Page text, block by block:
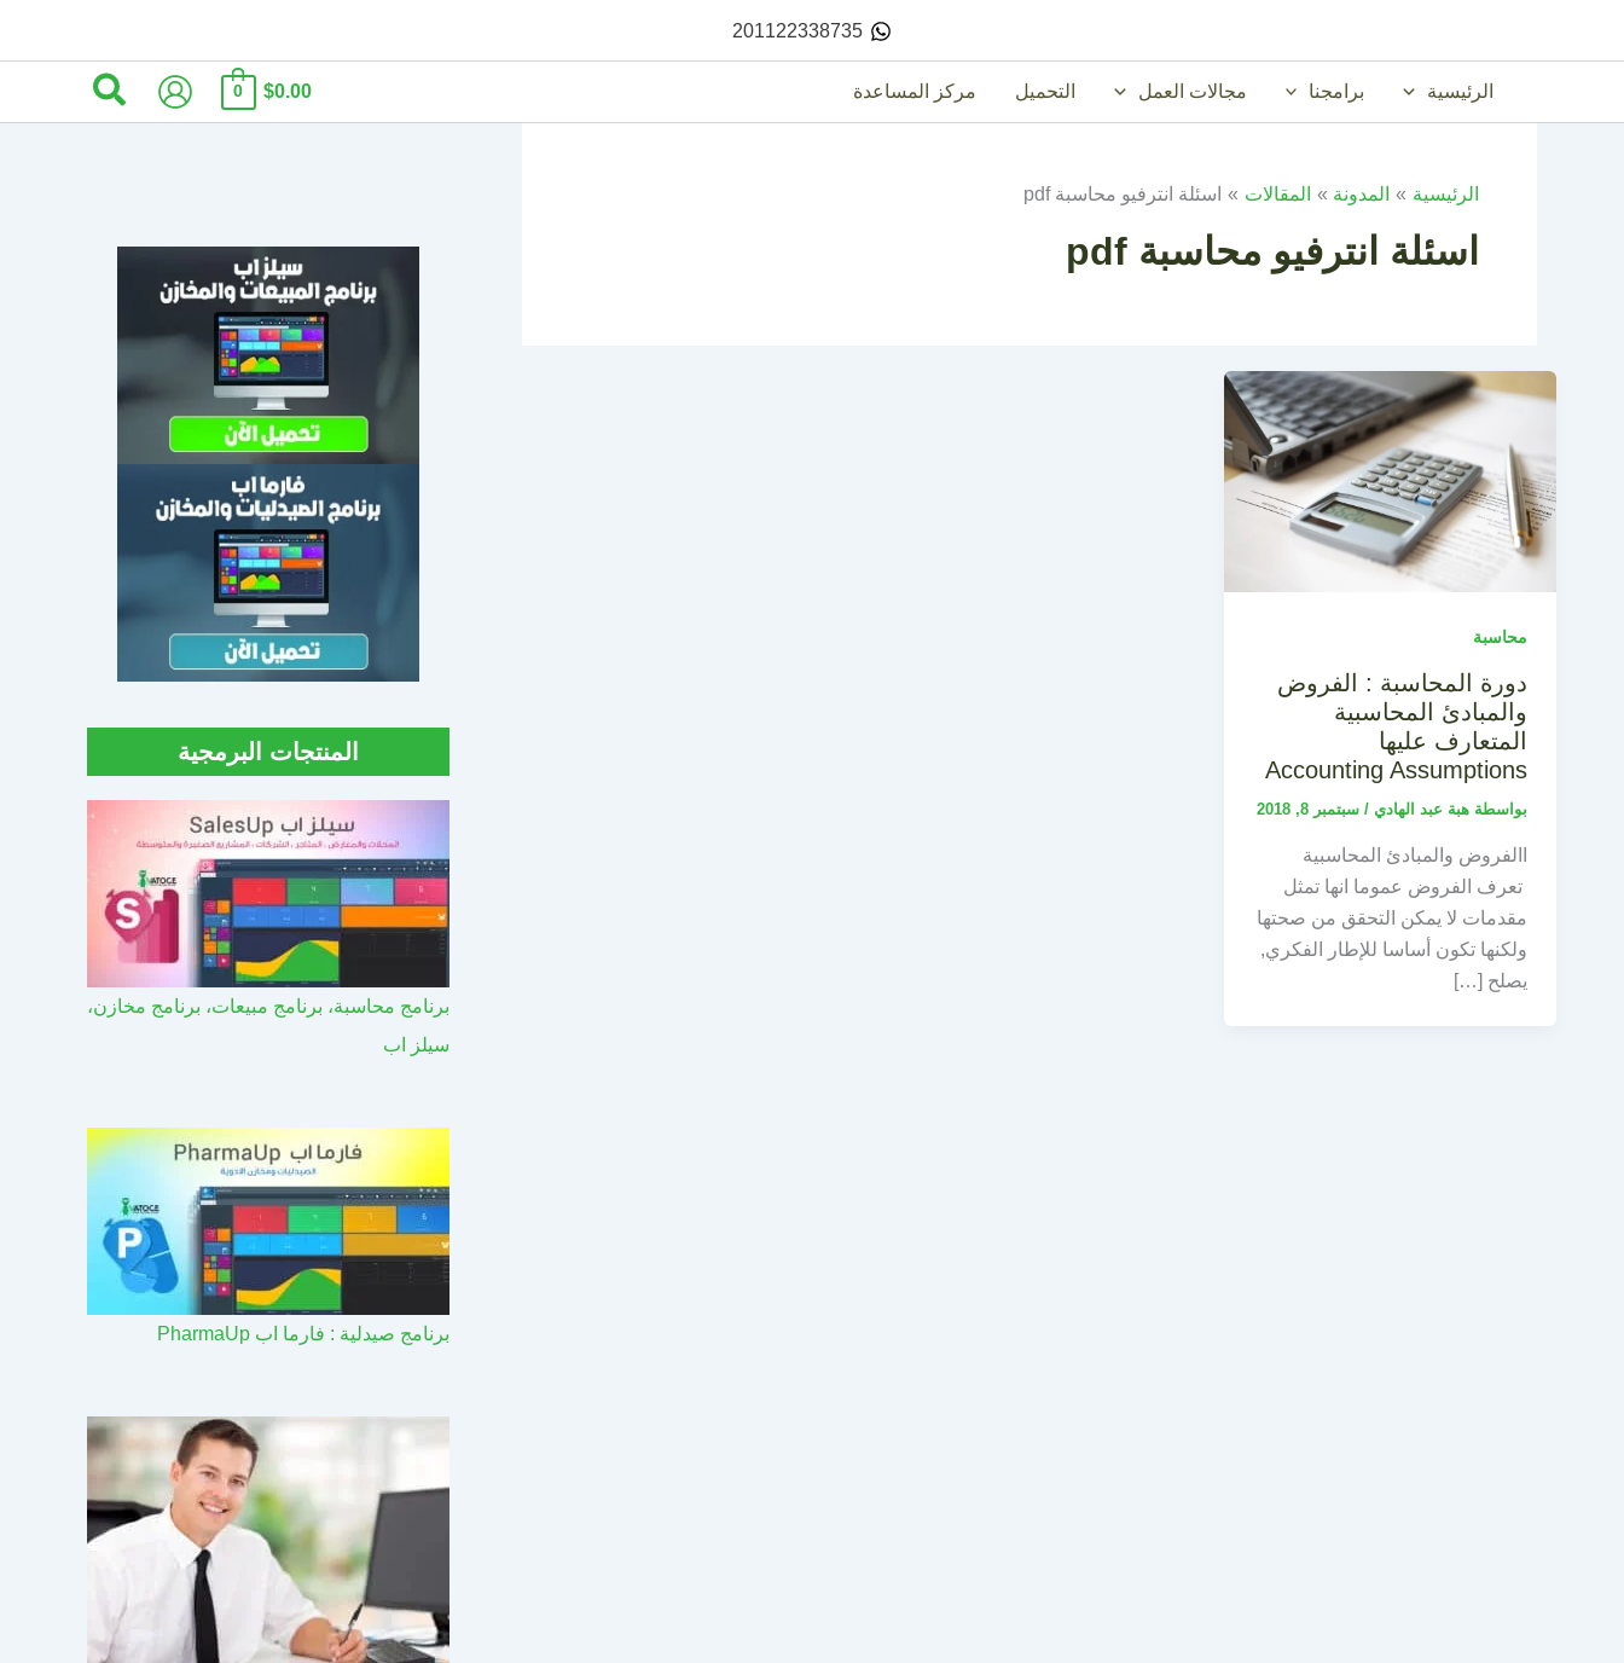
201122338735
الرئيسية برامجنا مجالات العمل التحميل مركز المساعدة $0.00
0 البحث
الرئيسية المدونة المقالات اسئلة انترفيو محاسبة pdf
اسئلة انترفيو محاسبة pdf
محاسبة
دورة المحاسبة : الفروض
والمبادئ المحاسبية
المتعارف عليها
Accounting Assumptions
بواسطة هبة عبد الهادي / سبتمبر 8, 2018
االفروض والمبادئ المحاسبية
تعرف الفروض عموما انها تمثل
مقدمات لا يمكن التحقق من صحتها
ولكنها تكون أساسا للإطار الفكري,
يصلح […]
المنتجات البرمجية
برنامج محاسبة، برنامج مبيعات، برنامج مخازن،
سيلز اب
برنامج صيدلية : فارما اب PharmaUp​